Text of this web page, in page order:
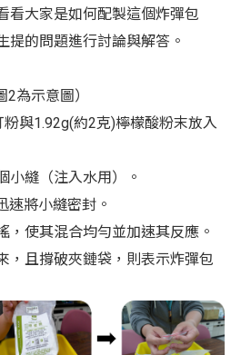
看大家是如何配製這個炸彈包
提的問題進行討論與解答。
為示意圖）
與1.92g(約2克)檸檬酸粉末放入
小縫（注入水用）。
速將小縫密封。
，使其混合均勻並加速其反應。
，且撐破夾鏈袋，則表示炸彈包